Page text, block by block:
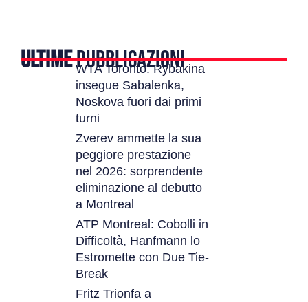
ULTIMEPUBBLICAZIONI
WTA Toronto: Rybakina
insegue Sabalenka,
Noskova fuori dai primi
turni
Zverev ammette la sua
peggiore prestazione
nel 2026: sorprendente
eliminazione al debutto
a Montreal
ATP Montreal: Cobolli in
Difficoltà, Hanfmann lo
Estromette con Due Tie-
Break
Fritz Trionfa a